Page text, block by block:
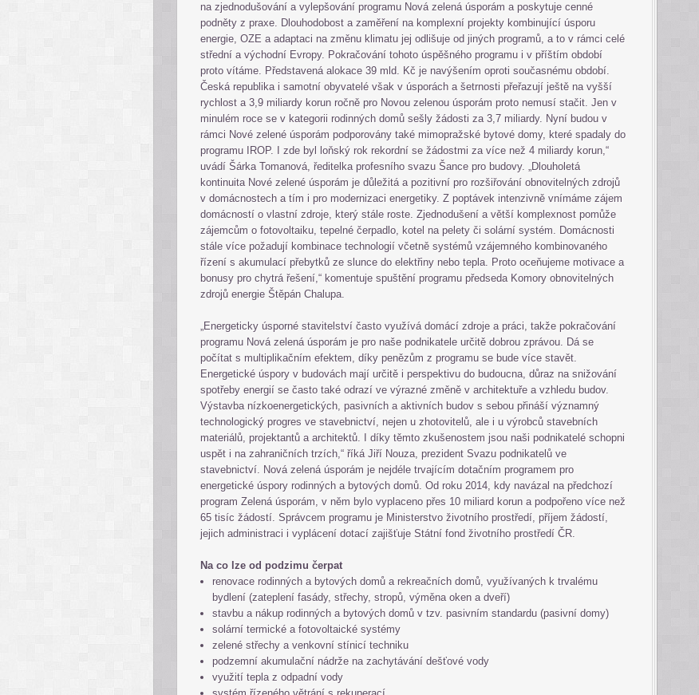
na zjednodušování a vylepšování programu Nová zelená úsporám a poskytuje cenné
podněty z praxe. Dlouhodobost a zaměření na komplexní projekty kombinující úsporu
energie, OZE a adaptaci na změnu klimatu jej odlišuje od jiných programů, a to v rámci celé
střední a východní Evropy. Pokračování tohoto úspěšného programu i v příštím období
proto vítáme. Představená alokace 39 mld. Kč je navýšením oproti současnému období.
Česká republika i samotní obyvatelé však v úsporách a šetrnosti přeřazují ještě na vyšší
rychlost a 3,9 miliardy korun ročně pro Novou zelenou úsporám proto nemusí stačit. Jen v
minulém roce se v kategorii rodinných domů sešly žádosti za 3,7 miliardy. Nyní budou v
rámci Nové zelené úsporám podporovány také mimopražské bytové domy, které spadaly do
programu IROP. I zde byl loňský rok rekordní se žádostmi za více než 4 miliardy korun,“
uvádí Šárka Tomanová, ředitelka profesního svazu Šance pro budovy. „Dlouholetá
kontinuita Nové zelené úsporám je důležitá a pozitivní pro rozšiřování obnovitelných zdrojů
v domácnostech a tím i pro modernizaci energetiky. Z poptávek intenzivně vnímáme zájem
domácností o vlastní zdroje, který stále roste. Zjednodušení a větší komplexnost pomůže
zájemcům o fotovoltaiku, tepelné čerpadlo, kotel na pelety či solární systém. Domácnosti
stále více požadují kombinace technologií včetně systémů vzájemného kombinovaného
řízení s akumulací přebytků ze slunce do elektřiny nebo tepla. Proto oceňujeme motivace a
bonusy pro chytrá řešení,“ komentuje spuštění programu předseda Komory obnovitelných
zdrojů energie Štěpán Chalupa.
„Energeticky úsporné stavitelství často využívá domácí zdroje a práci, takže pokračování
programu Nová zelená úsporám je pro naše podnikatele určitě dobrou zprávou. Dá se
počítat s multiplikačním efektem, díky penězům z programu se bude více stavět.
Energetické úspory v budovách mají určitě i perspektivu do budoucna, důraz na snižování
spotřeby energií se často také odrazí ve výrazné změně v architektuře a vzhledu budov.
Výstavba nízkoenergetických, pasivních a aktivních budov s sebou přináší významný
technologický progres ve stavebnictví, nejen u zhotovitelů, ale i u výrobců stavebních
materiálů, projektantů a architektů. I díky těmto zkušenostem jsou naši podnikatelé schopni
uspět i na zahraničních trzích,“ říká Jiří Nouza, prezident Svazu podnikatelů ve
stavebnictví. Nová zelená úsporám je nejdéle trvajícím dotačním programem pro
energetické úspory rodinných a bytových domů. Od roku 2014, kdy navázal na předchozí
program Zelená úsporám, v něm bylo vyplaceno přes 10 miliard korun a podpořeno více než
65 tisíc žádostí. Správcem programu je Ministerstvo životního prostředí, příjem žádostí,
jejich administraci i vyplácení dotací zajišťuje Státní fond životního prostředí ČR.
Na co lze od podzimu čerpat
renovace rodinných a bytových domů a rekreačních domů, využívaných k trvalému
bydlení (zateplení fasády, střechy, stropů, výměna oken a dveří)
stavbu a nákup rodinných a bytových domů v tzv. pasivním standardu (pasivní domy)
solární termické a fotovoltaické systémy
zelené střechy a venkovní stínicí techniku
podzemní akumulační nádrže na zachytávání dešťové vody
využití tepla z odpadní vody